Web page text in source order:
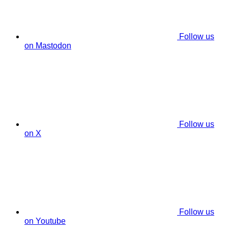
Follow us
on Mastodon
Follow us
on X
Follow us
on Youtube